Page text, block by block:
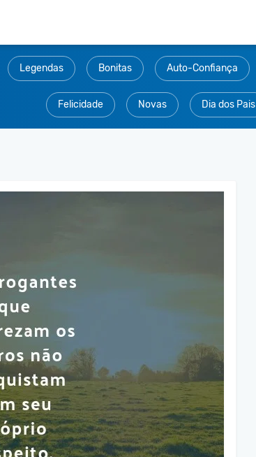
Legendas Bonitas Auto-Confiança
Felicidade Novas Dia dos Pais